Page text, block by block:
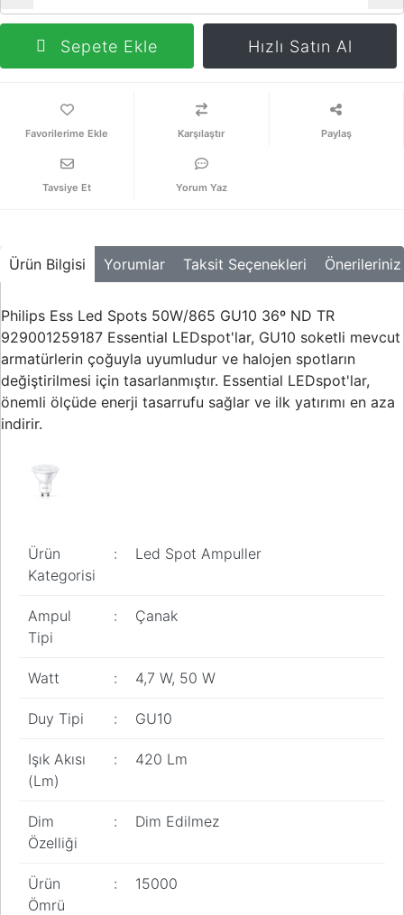
Sepete Ekle Hızlı Satın Al
Karşılaştır Paylaş
Tavsiye Et Yorum Yaz
Ürün Bilgisi Yorumlar Taksit Seçenekleri Önerileriniz
Philips Ess Led Spots 50W/865 GU10 36º ND TR
929001259187 Essential LEDspot'lar, GU10 soketli mevcut
armatürlerin çoğuyla uyumludur ve halojen spotların
değiştirilmesi için tasarlanmıştır. Essential LEDspot'lar,
önemli ölçüde enerji tasarrufu sağlar ve ilk yatırımı en aza
indirir.
Ürün
Kategorisi
: Led Spot Ampuller
Ampul
Tipi
: Çanak
Watt : 4,7 W, 50 W
Duy Tipi : GU10
Işık Akısı
(Lm)
: 420 Lm
Dim
Özelliği
: Dim Edilmez
Ürün
Ömrü
: 15000